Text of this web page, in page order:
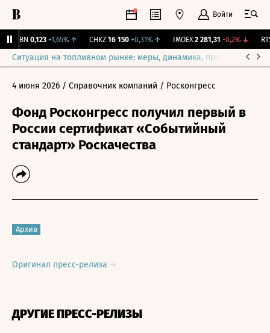
Войти
USBN 0,123 +1,65%↑ CHKZ 16 150 +0,31% ↑ IMOEX 2 281,31 -0,2%↓ RTSI
Ситуация на топливном рынке: меры, динамика, прогнозы
4 июня 2026 / Справочник компаний / Росконгресс
Фонд Росконгресс получил первый в
России сертификат «Событийный
стандарт» Роскачества
Архив
Оригинал пресс-релиза
ДРУГИЕ ПРЕСС-РЕЛИЗЫ